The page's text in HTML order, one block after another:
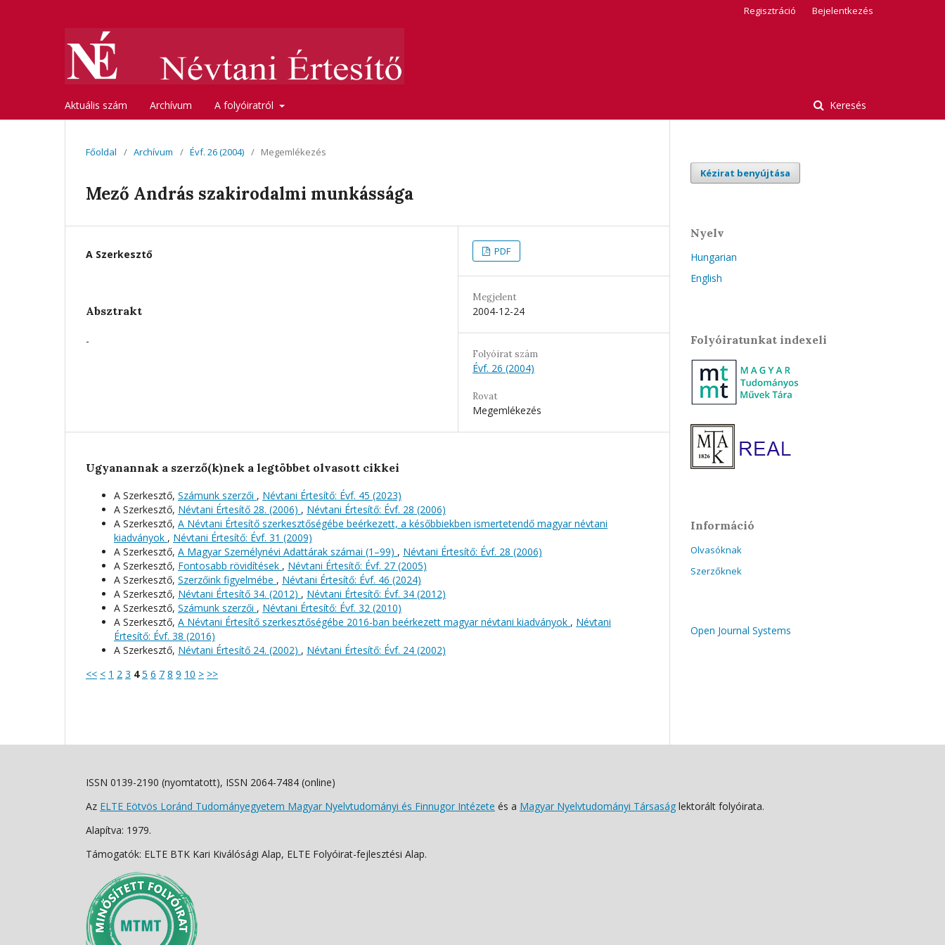
Aktuális szám Archívum A folyóiratról Keresés
Regisztráció Bejelentkezés
Főoldal / Archívum / Évf. 26 (2004) / Megemlékezés
Mező András szakirodalmi munkássága
A Szerkesztő
Absztrakt
-
PDF
Megjelent
2004-12-24
Folyóirat szám
Évf. 26 (2004)
Rovat
Megemlékezés
Ugyanannak a szerző(k)nek a legtöbbet olvasott cikkei
A Szerkesztő, Számunk szerzői , Névtani Értesítő: Évf. 45 (2023)
A Szerkesztő, Névtani Értesítő 28. (2006) , Névtani Értesítő: Évf. 28 (2006)
A Szerkesztő, A Névtani Értesítő szerkesztőségébe beérkezett, a későbbiekben ismertetendő magyar névtani
kiadványok , Névtani Értesítő: Évf. 31 (2009)
A Szerkesztő, A Magyar Személynévi Adattárak számai (1–99) , Névtani Értesítő: Évf. 28 (2006)
A Szerkesztő, Fontosabb rövidítések , Névtani Értesítő: Évf. 27 (2005)
A Szerkesztő, Szerzőink figyelmébe , Névtani Értesítő: Évf. 46 (2024)
A Szerkesztő, Névtani Értesítő 34. (2012) , Névtani Értesítő: Évf. 34 (2012)
A Szerkesztő, Számunk szerzői , Névtani Értesítő: Évf. 32 (2010)
A Szerkesztő, A Névtani Értesítő szerkesztőségébe 2016-ban beérkezett magyar névtani kiadványok , Névtani
Értesítő: Évf. 38 (2016)
A Szerkesztő, Névtani Értesítő 24. (2002) , Névtani Értesítő: Évf. 24 (2002)
<< < 1 2 3 4 5 6 7 8 9 10 > >>
Kézirat benyújtása
Nyelv
Hungarian
English
Folyóiratunkat indexeli
Információ
Olvasóknak
Szerzőknek
Open Journal Systems
ISSN 0139-2190 (nyomtatott), ISSN 2064-7484 (online)
Az ELTE Eötvös Loránd Tudományegyetem Magyar Nyelvtudományi és Finnugor Intézete és a Magyar Nyelvtudományi Társaság lektorált folyóirata.
Alapítva: 1979.
Támogatók: ELTE BTK Kari Kiválósági Alap, ELTE Folyóirat-fejlesztési Alap.